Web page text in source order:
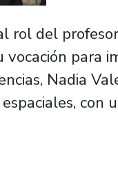
rol del
vocación para
Nadia
con